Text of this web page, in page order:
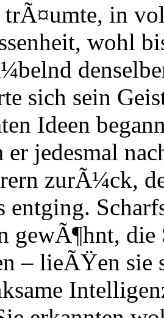
trÃ¤umte, in
wohl
sich sein
Ideen
er jedesmal
zurÃ¼ck,
entging.
gewÃ¶hnt, die
– lieÃŸen sie